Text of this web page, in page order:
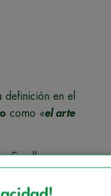
en el
como «el arte
En ella